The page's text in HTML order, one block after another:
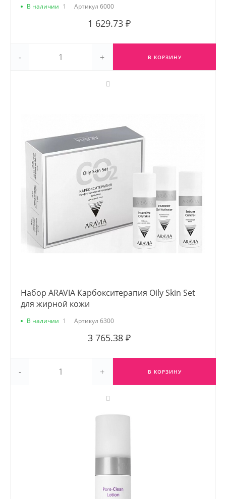
В наличии 1 Артикул 6000
1 629.73 ₽
- + В КОРЗИНУ
Набор ARAVIA Карбокситерапия Oily Skin Set
для жирной кожи
В наличии 1 Артикул 6300
3 765.38 ₽
- + В КОРЗИНУ